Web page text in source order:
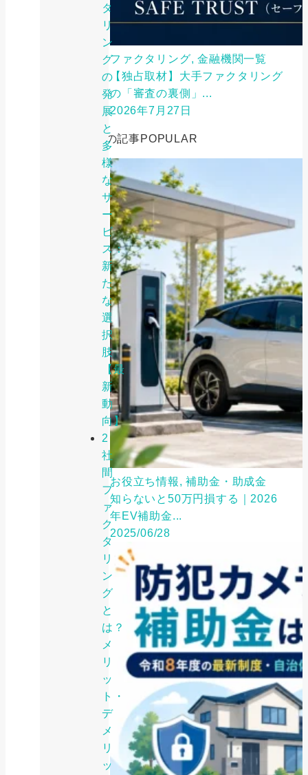
タ
リ
ン
グ
の
発
展
と
多
様
な
サ
ー
ビ
ス：
新
た
な
選
択
肢
【最
新
動
向】
2
社
間
フ
ァ
ク
タ
リ
ン
グ
と
は？
メ
リ
ッ
ト・
デ
メ
リ
ッ
ファクタリング, 金融機関一覧
【独占取材】大手ファクタリング
の「審査の裏側」...
2026年7月27日
人気の記事POPULAR
お役立ち情報, 補助金・助成金
知らないと50万円損する｜2026
年EV補助金...
2025/06/28